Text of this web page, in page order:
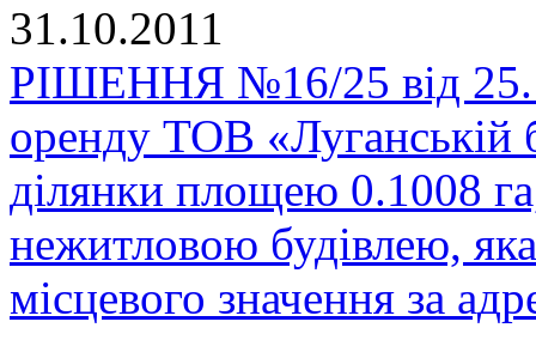
31.10.2011
РІШЕННЯ №16/25 від
оренду ТОВ «Луганській
ділянки площею 0.1008
нежитловою будівлею,
місцевого значення за